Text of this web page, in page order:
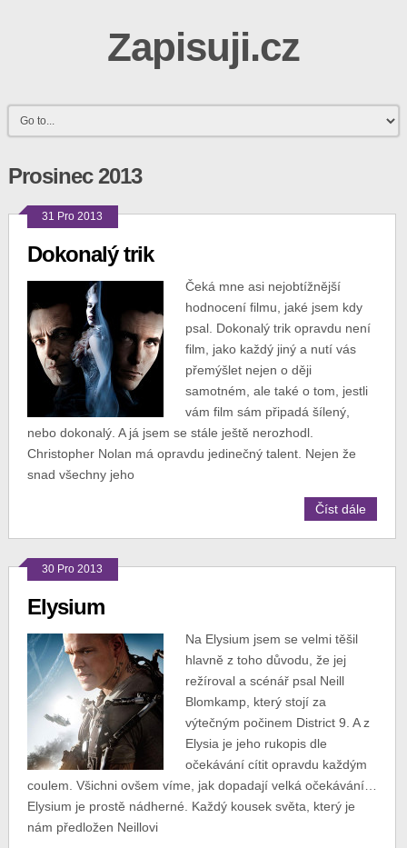
Zapisuji.cz
Prosinec 2013
31 Pro 2013
Dokonalý trik
Čeká mne asi nejobtížnější
hodnocení filmu, jaké jsem kdy
psal. Dokonalý trik opravdu není
film, jako každý jiný a nutí vás
přemýšlet nejen o ději
samotném, ale také o tom, jestli
vám film sám připadá šílený,
nebo dokonalý. A já jsem se stále ještě nerozhodl.
Christopher Nolan má opravdu jedinečný talent. Nejen že
snad všechny jeho
Číst dále
30 Pro 2013
Elysium
Na Elysium jsem se velmi těšil
hlavně z toho důvodu, že jej
režíroval a scénář psal Neill
Blomkamp, který stojí za
výtečným počinem District 9. A z
Elysia je jeho rukopis dle
očekávání cítit opravdu každým
coulem. Všichni ovšem víme, jak dopadají velká očekávání…
Elysium je prostě nádherné. Každý kousek světa, který je
nám předložen Neillovi